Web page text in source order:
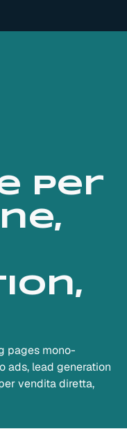
per
pages mono-
lead generation
vendita diretta,